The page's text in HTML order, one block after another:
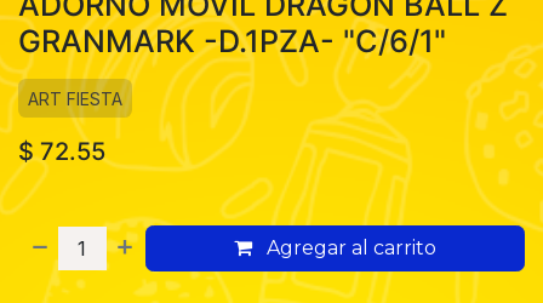
GRANMARK -D.1PZA- "C/6/1"
ART FIESTA
$72.55
Agregar al carrito